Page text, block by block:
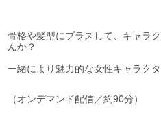
骨格や髪型にプラスして、キャラ
んか？
一緒により魅力的な女性キャラク
（オンデマンド配信／約90分）